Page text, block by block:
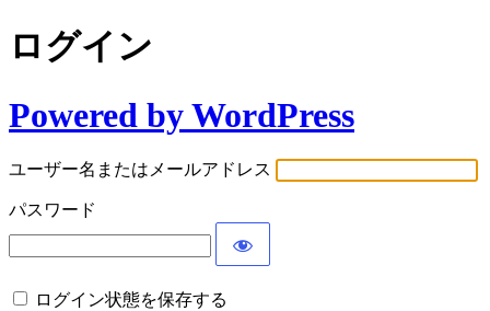
ログイン
Powered by WordPress
ユーザー名またはメールアドレス
パスワード
ログイン状態を保存する